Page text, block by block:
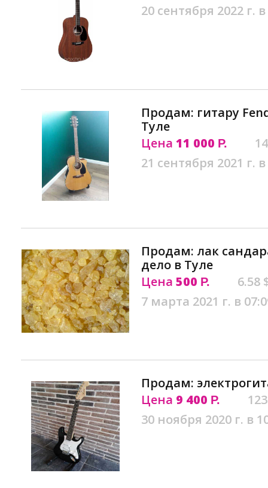
20 сентября 2022 г.
Продам: гитару
Туле
Цена 11 000 Р.
21 сентября 2021 г.
Продам: лак
дело в Туле
Цена 500 Р.
6.58
7 марта 2021 г. в
Продам:
Цена 9 400 Р.
30 ноября 2020 г. в